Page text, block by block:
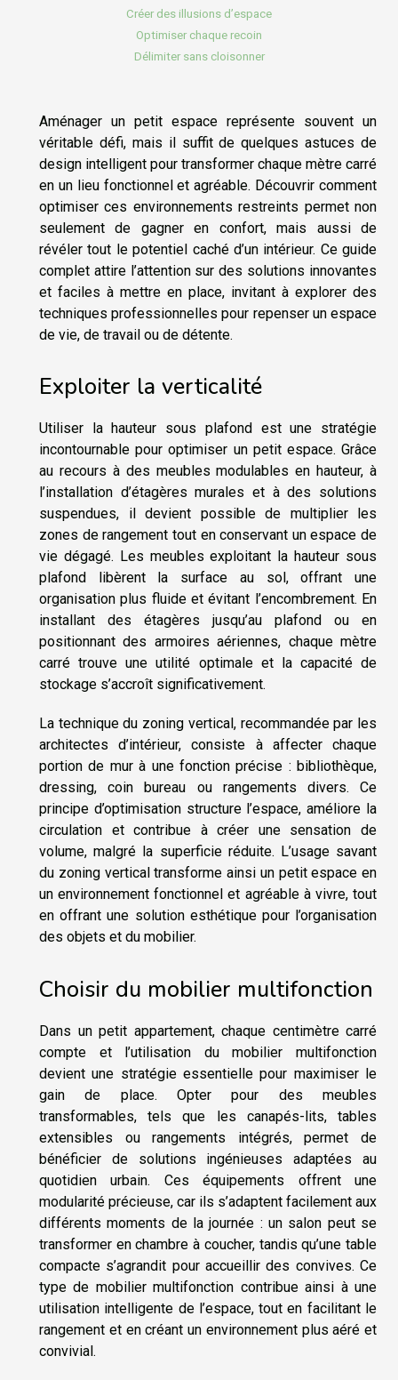
Créer des illusions d’espace
Optimiser chaque recoin
Délimiter sans cloisonner
Aménager un petit espace représente souvent un
véritable défi, mais il suffit de quelques astuces de
design intelligent pour transformer chaque mètre carré
en un lieu fonctionnel et agréable. Découvrir comment
optimiser ces environnements restreints permet non
seulement de gagner en confort, mais aussi de
révéler tout le potentiel caché d’un intérieur. Ce guide
complet attire l’attention sur des solutions innovantes
et faciles à mettre en place, invitant à explorer des
techniques professionnelles pour repenser un espace
de vie, de travail ou de détente.
Exploiter la verticalité
Utiliser la hauteur sous plafond est une stratégie
incontournable pour optimiser un petit espace. Grâce
au recours à des meubles modulables en hauteur, à
l’installation d’étagères murales et à des solutions
suspendues, il devient possible de multiplier les
zones de rangement tout en conservant un espace de
vie dégagé. Les meubles exploitant la hauteur sous
plafond libèrent la surface au sol, offrant une
organisation plus fluide et évitant l’encombrement. En
installant des étagères jusqu’au plafond ou en
positionnant des armoires aériennes, chaque mètre
carré trouve une utilité optimale et la capacité de
stockage s’accroît significativement.
La technique du zoning vertical, recommandée par les
architectes d’intérieur, consiste à affecter chaque
portion de mur à une fonction précise : bibliothèque,
dressing, coin bureau ou rangements divers. Ce
principe d’optimisation structure l’espace, améliore la
circulation et contribue à créer une sensation de
volume, malgré la superficie réduite. L’usage savant
du zoning vertical transforme ainsi un petit espace en
un environnement fonctionnel et agréable à vivre, tout
en offrant une solution esthétique pour l’organisation
des objets et du mobilier.
Choisir du mobilier multifonction
Dans un petit appartement, chaque centimètre carré
compte et l’utilisation du mobilier multifonction
devient une stratégie essentielle pour maximiser le
gain de place. Opter pour des meubles
transformables, tels que les canapés-lits, tables
extensibles ou rangements intégrés, permet de
bénéficier de solutions ingénieuses adaptées au
quotidien urbain. Ces équipements offrent une
modularité précieuse, car ils s’adaptent facilement aux
différents moments de la journée : un salon peut se
transformer en chambre à coucher, tandis qu’une table
compacte s’agrandit pour accueillir des convives. Ce
type de mobilier multifonction contribue ainsi à une
utilisation intelligente de l’espace, tout en facilitant le
rangement et en créant un environnement plus aéré et
convivial.